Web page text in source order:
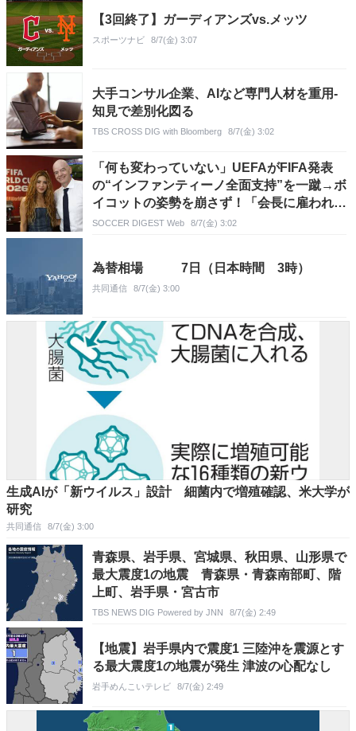
【3回終了】ガーディアンズvs.メッツ
スポーツナビ 8/7(金) 3:07
大手コンサル企業、AIなど専門人材を重用-
知見で差別化図る
TBS CROSS DIG with Bloomberg 8/7(金) 3:02
「何も変わっていない」UEFAがFIFA発表
の“インファンティーノ全面支持”を一蹴→ボ
イコットの姿勢を崩さず！「会長に雇われた
一部の人びとが…」
SOCCER DIGEST Web 8/7(金) 3:02
為替相場 7日（日本時間 3時）
共同通信 8/7(金) 3:00
生成AIが「新ウイルス」設計 細菌内で増殖確認、米大学が
研究
共同通信 8/7(金) 3:00
青森県、岩手県、宮城県、秋田県、山形県で
最大震度1の地震 青森県・青森南部町、階
上町、岩手県・宮古市
TBS NEWS DIG Powered by JNN 8/7(金) 2:49
【地震】岩手県内で震度1 三陸沖を震源とす
る最大震度1の地震が発生 津波の心配なし
岩手めんこいテレビ 8/7(金) 2:49